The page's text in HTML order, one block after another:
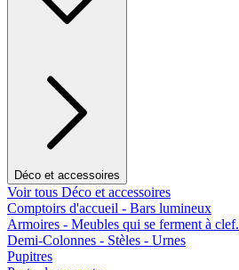
Déco et accessoires
Voir tous Déco et accessoires
Comptoirs d'accueil - Bars lumineux
Armoires - Meubles qui se ferment à clef.
Demi-Colonnes - Stèles - Urnes
Pupitres